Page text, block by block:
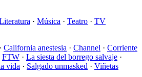
· Música · Teatro · TV
· California anestesia · Channel · Corriente
FTW · La siesta del borrego salvaje ·
vida · Salgado unmasked · Viñetas